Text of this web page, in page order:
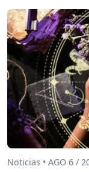
Noticias • AGO 6 /